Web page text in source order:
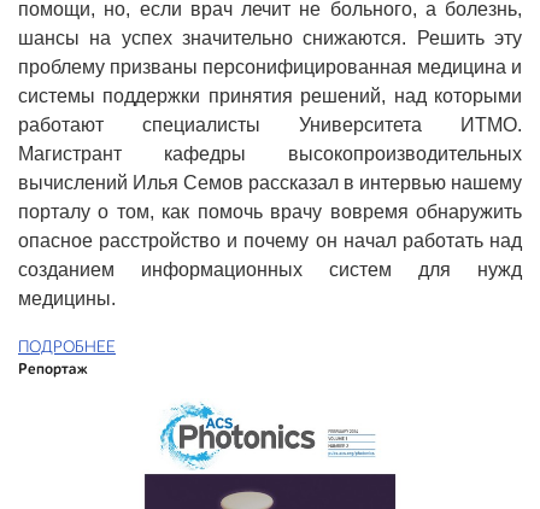
помощи, но, если врач лечит не больного, а болезнь,
шансы на успех значительно снижаются. Решить эту
проблему призваны персонифицированная медицина и
системы поддержки принятия решений, над которыми
работают специалисты Университета ИТМО.
Магистрант кафедры высокопроизводительных
вычислений Илья Семов рассказал в интервью нашему
порталу о том, как помочь врачу вовремя обнаружить
опасное расстройство и почему он начал работать над
созданием информационных систем для нужд
медицины.
ПОДРОБНЕЕ
Репортаж